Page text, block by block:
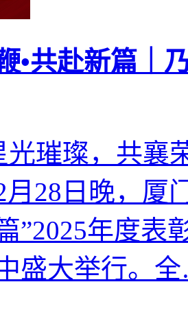
•共赴新篇｜
璨，共襄荣
28日晚，厦
”2025年度表
盛大举行。